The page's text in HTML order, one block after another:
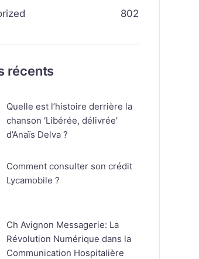
802
récents
Quelle est l’histoire derrière la
chanson ‘Libérée, délivrée’
d’Anaïs Delva ?
Comment consulter son crédit
Lycamobile ?
Ch Avignon Messagerie: La
Révolution Numérique dans la
Communication Hospitalière